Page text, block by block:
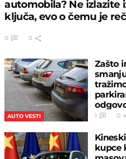
automobila? Ne izlazite
ključa, evo o čemu je reč
0 0
AUTO VESTI
Zašto
1 0
kupce